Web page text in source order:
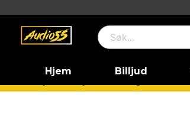
Hjem Billjud